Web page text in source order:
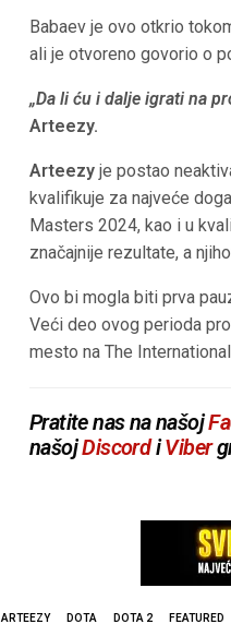
Babaev je ovo otkrio
ali je otvoreno govorio o
„Da li ću i dalje igrati na
Arteezy.
Arteezy je postao
kvalifikuje za najveće
Masters 2024, kao i u
značajnije rezultate, a
Ovo bi mogla biti prva
Veći deo ovog perioda
mesto na The
Pratite nas na našoj
našojDiscordiViber
ARTEEZY DOTA DOTA 2 FEATURED